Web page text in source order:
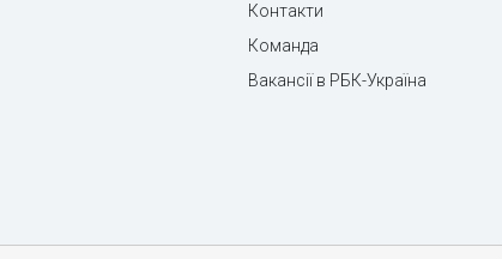
Контакти
Команда
Вакансії в РБК-Україна